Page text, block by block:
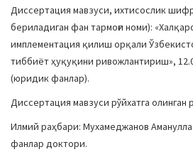
g
a
t
i
o
Диссертация мавзуси, ихтисослик
бериладиган фан тармоғи номи):
имплементация қилиш орқали
тиббиёт ҳуқуқини ривожлантириш»,
(юридик фанлар).
Диссертация мавзуси рўйхатга олинган
Илмий раҳбари: Мухамеджанов
фанлар доктори.